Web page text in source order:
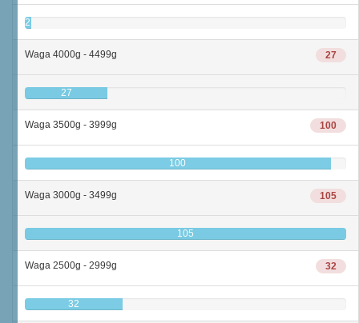
2
27
Waga 4000g - 4499g
27
100
Waga 3500g - 3999g
100
105
Waga 3000g - 3499g
105
32
Waga 2500g - 2999g
32